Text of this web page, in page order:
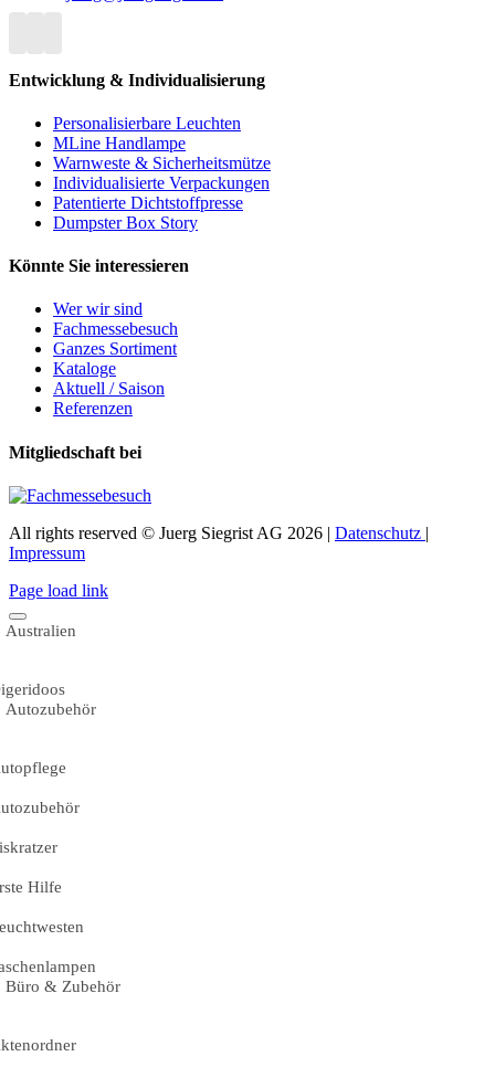
Entwicklung & Individualisierung
Personalisierbare Leuchten
MLine Handlampe
Warnweste & Sicherheitsmütze
Individualisierte Verpackungen
Patentierte Dichtstoffpresse
Dumpster Box Story
Könnte Sie interessieren
Wer wir sind
Fachmessebesuch
Ganzes Sortiment
Kataloge
Aktuell / Saison
Referenzen
Mitgliedschaft bei
All rights reserved © Juerg Siegrist AG 2026 | Datenschutz |
Impressum
Page load link
Australien
Autozubehör
Hilfe
Büro & Zubehör